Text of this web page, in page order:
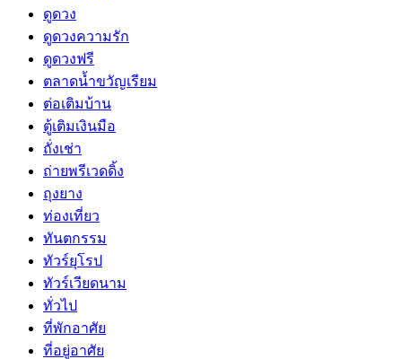
ดูดวง
ดูดวงความรัก
ดูดวงฟรี
ตลาดน้ำขวัญเรียม
ต่อเติมบ้าน
ตู้เติมเงินมือ
ถั่งเช่า
ถ่ายพรีเวดดิ้ง
ถุงยาง
ท่องเที่ยว
ทันตกรรม
ทัวร์ยุโรป
ทัวร์เวียดนาม
ทั่วไป
ที่พักอาศัย
ที่อยู่อาศัย